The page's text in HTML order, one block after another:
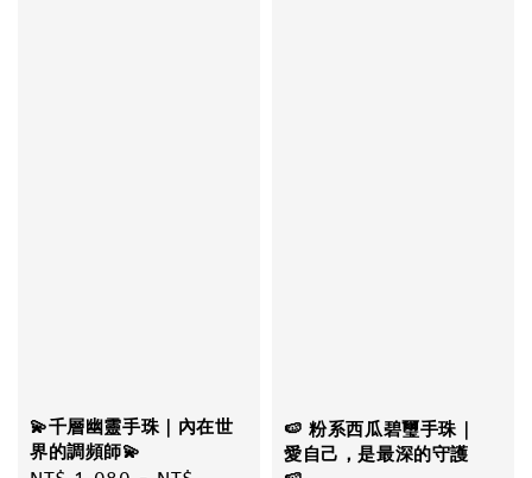
💫千層幽靈手珠｜內在世
界的調頻師💫
🍉 粉系西瓜碧璽手珠｜
愛自己，是最深的守護